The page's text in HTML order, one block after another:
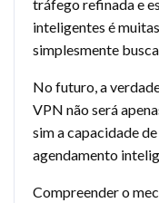
tráfego refinada e
inteligentes é
simplesmente
No futuro, a
VPN não será
sim a capacidade
agendamento
Compreender o